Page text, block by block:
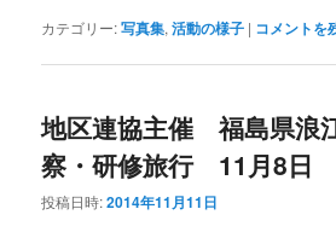
カテゴリー:写真集,活動の様子 | コメントを
地区連協主催 福島県浪
察・研修旅行 11月8日
投稿日時:2014年11月11日